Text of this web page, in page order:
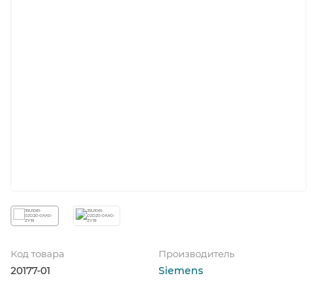
Код товара
20177-01
Производитель
Siemens